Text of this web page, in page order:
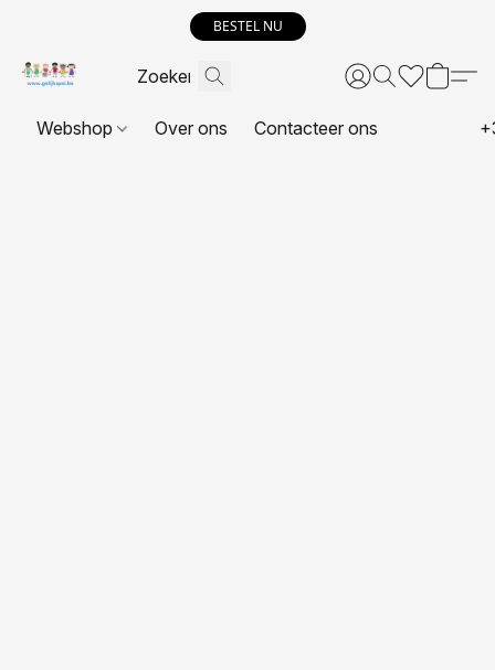
BESTEL NU
Webshop Over ons Contacteer ons